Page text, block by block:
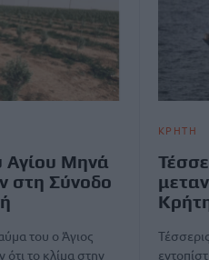
Αγίου Μηνά
στη Σύνοδο
του ο Άγιος
το κλίμα στην
ΚΡΗΤΗ